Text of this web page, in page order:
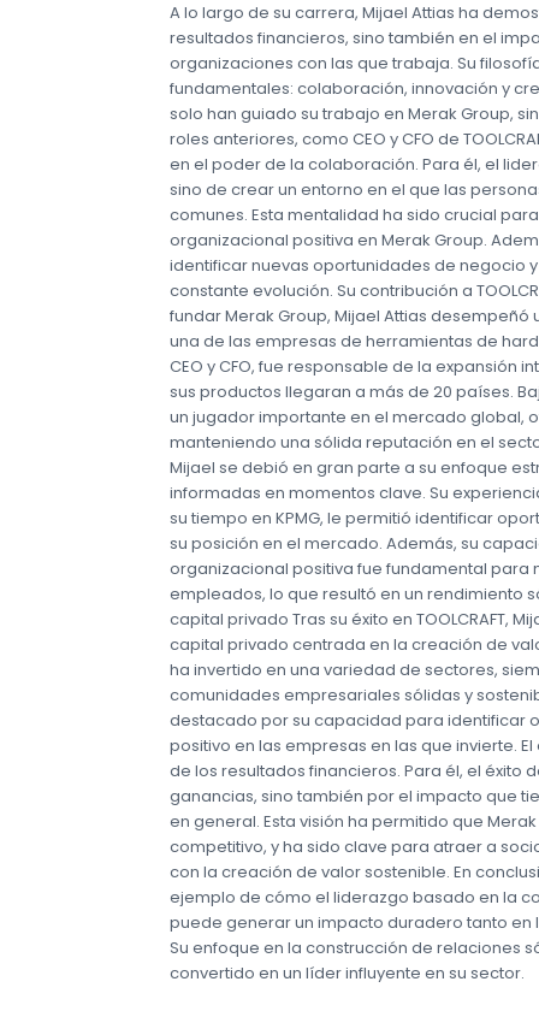
A lo largo de su carrera, Mijael Attias ha
resultados financieros, sino también en el
organizaciones con las que trabaja. Su
fundamentales: colaboración, innovación y
solo han guiado su trabajo en Merak Group,
roles anteriores, como CEO y CFO de
en el poder de la colaboración. Para él, el
sino de crear un entorno en el que las
comunes. Esta mentalidad ha sido crucial
organizacional positiva en Merak Group.
identificar nuevas oportunidades de negocio
constante evolución. Su contribución a
fundar Merak Group, Mijael Attias desempeñó
una de las empresas de herramientas de
CEO y CFO, fue responsable de la expansión
sus productos llegaran a más de 20 países.
un jugador importante en el mercado global,
manteniendo una sólida reputación en el
Mijael se debió en gran parte a su enfoque
informadas en momentos clave. Su
su tiempo en KPMG, le permitió identificar
su posición en el mercado. Además, su
organizacional positiva fue fundamental
empleados, lo que resultó en un rendimiento
capital privado Tras su éxito en TOOLCRAFT,
capital privado centrada en la creación de
ha invertido en una variedad de sectores,
comunidades empresariales sólidas y
destacado por su capacidad para identificar
positivo en las empresas en las que invierte.
de los resultados financieros. Para él, el éxito
ganancias, sino también por el impacto que
en general. Esta visión ha permitido que
competitivo, y ha sido clave para atraer a
con la creación de valor sostenible. En
ejemplo de cómo el liderazgo basado en la
puede generar un impacto duradero tanto
Su enfoque en la construcción de relaciones
convertido en un líder influyente en su sector.